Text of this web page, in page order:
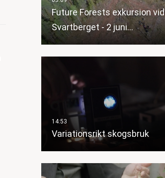
Future Forests exkursion vid
Svartberget - 2 juni…
Variationsrikt skogsbruk